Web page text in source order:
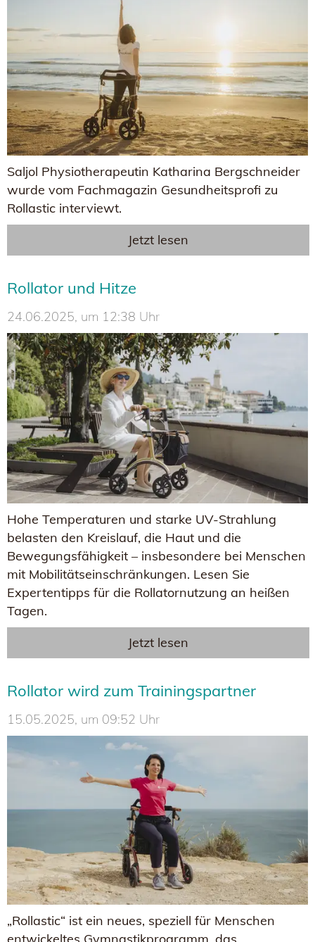
Saljol Physiotherapeutin Katharina Bergschneider
wurde vom Fachmagazin Gesundheitsprofi zu
Rollastic interviewt.
Jetzt lesen
Rollator und Hitze
24.06.2025, um 12:38 Uhr
Hohe Temperaturen und starke UV-Strahlung
belasten den Kreislauf, die Haut und die
Bewegungsfähigkeit – insbesondere bei Menschen
mit Mobilitätseinschränkungen. Lesen Sie
Expertentipps für die Rollatornutzung an heißen
Tagen.
Jetzt lesen
Rollator wird zum Trainingspartner
15.05.2025, um 09:52 Uhr
„Rollastic“ ist ein neues, speziell für Menschen